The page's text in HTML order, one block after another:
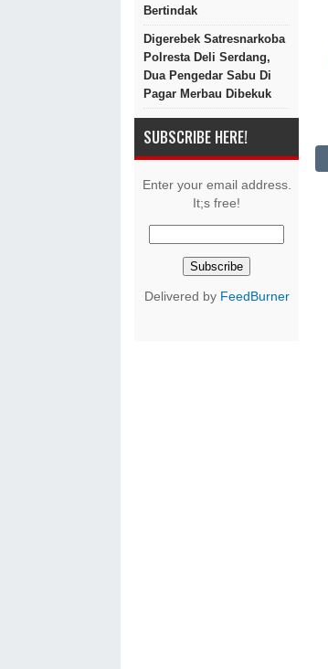
Bertindak
Digerebek Satresnarkoba
Polresta Deli Serdang,
Dua Pengedar Sabu Di
Pagar Merbau Dibekuk
SUBSCRIBE HERE!
Enter your email address.
It;s free!
Delivered by FeedBurner